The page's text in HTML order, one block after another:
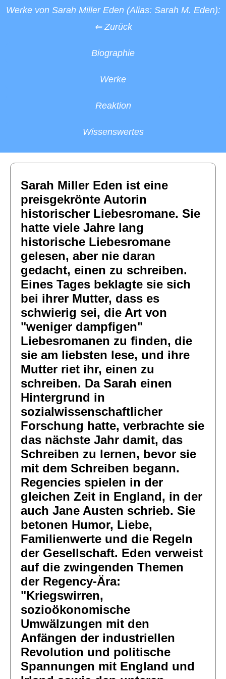
Werke von Sarah Miller Eden (Alias: Sarah M. Eden):
⇐ Zurück
Biographie
Werke
Reaktion
Wissenswertes
Sarah Miller Eden ist eine
preisgekrönte Autorin
historischer Liebesromane. Sie
hatte viele Jahre lang
historische Liebesromane
gelesen, aber nie daran
gedacht, einen zu schreiben.
Eines Tages beklagte sie sich
bei ihrer Mutter, dass es
schwierig sei, die Art von
"weniger dampfigen"
Liebesromanen zu finden, die
sie am liebsten lese, und ihre
Mutter riet ihr, einen zu
schreiben. Da Sarah einen
Hintergrund in
sozialwissenschaftlicher
Forschung hatte, verbrachte sie
das nächste Jahr damit, das
Schreiben zu lernen, bevor sie
mit dem Schreiben begann.
Regencies spielen in der
gleichen Zeit in England, in der
auch Jane Austen schrieb. Sie
betonen Humor, Liebe,
Familienwerte und die Regeln
der Gesellschaft. Eden verweist
auf die zwingenden Themen
der Regency-Ära:
"Kriegswirren,
sozioökonomische
Umwälzungen mit den
Anfängen der industriellen
Revolution und politische
Spannungen mit England und